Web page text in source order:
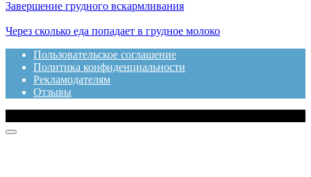
Завершение грудного вскармливания
Через сколько еда попадает в грудное молоко
Пользовательское соглашение
Политика конфиденциальности
Рекламодателям
Отзывы